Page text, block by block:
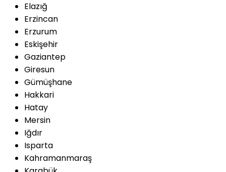
Elazığ
Erzincan
Erzurum
Eskişehir
Gaziantep
Giresun
Gümüşhane
Hakkari
Hatay
Mersin
Iğdır
Isparta
Kahramanmaraş